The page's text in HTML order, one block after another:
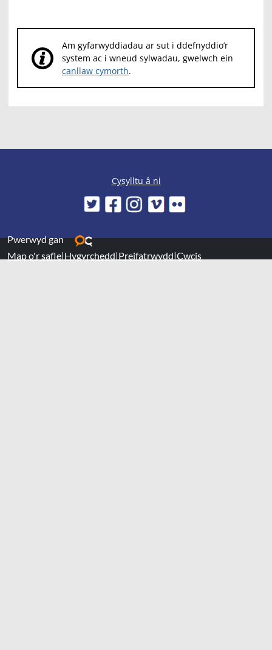
Am gyfarwyddiadau ar sut i ddefnyddio’r
system ac i wneud sylwadau, gwelwch ein
canllaw cymorth.
Cysylltu â ni
Pwerwyd gan
Map o'r safle|Hygyrchedd|Preifatrwydd|Cwcis